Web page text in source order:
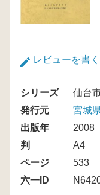
レビューを書く
シリーズ
仙台
発行元
宮城
出版年
2008
判
A4
ページ
533
六一ID